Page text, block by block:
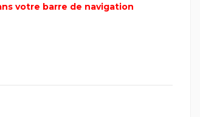
votre barre de navigation